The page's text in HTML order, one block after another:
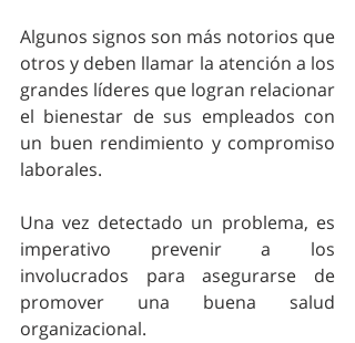
Algunos signos son más notorios que
otros y deben llamar la atención a los
grandes líderes que logran relacionar
el bienestar de sus empleados con
un buen rendimiento y compromiso
laborales.
Una vez detectado un problema, es
imperativo prevenir a los
involucrados para asegurarse de
promover una buena salud
organizacional.